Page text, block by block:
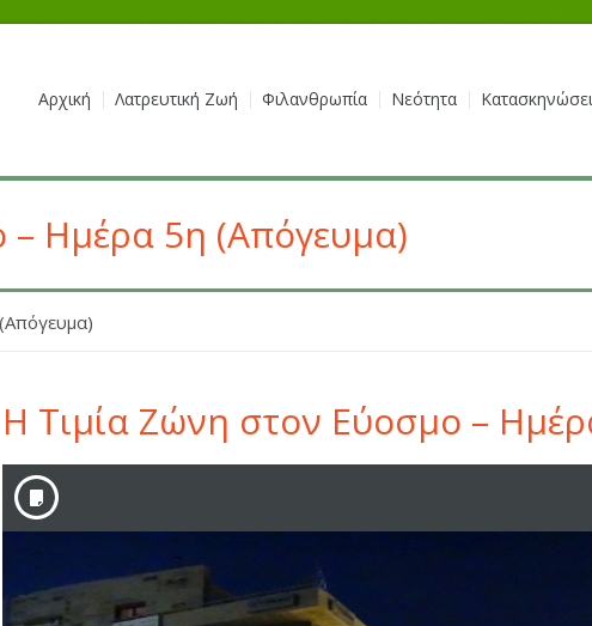
Αρχική Λατρευτική Ζωή Φιλανθρωπία Νεότητα
– Ημέρα 5η (Απόγευμα)
Η Τιμία Ζώνη στον Εύοσμο –